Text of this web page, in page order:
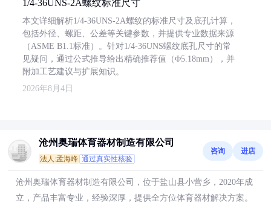
1/4-36UNS-2A螺纹标准尺寸
本文详细解析1/4-36UNS-2A螺纹的标准尺寸及底孔计算，
包括外径、螺距、公差等关键参数，并提供专业数据来源
（ASME B1.1标准）。针对1/4-36UNS螺纹底孔尺寸的常
见疑问，通过公式推导给出精确推荐值（Φ5.18mm），并
附加工艺建议与扩展知识。
2026年8月4日
沧州奥瑞体育器材制造有限公司
法人:孟海峰 通过真实性核验
咨询 进店
沧州奥瑞体育器材制造有限公司，位于盐山县小营乡，2020年成
立，产品丰富专业，经验深厚，提供全方位体育器材解决方案。